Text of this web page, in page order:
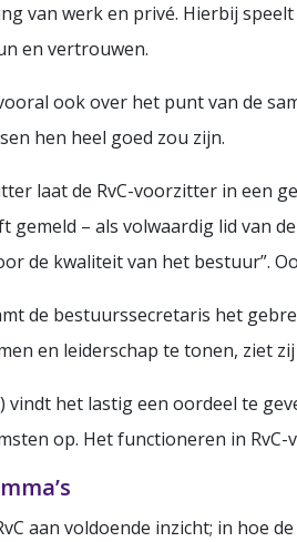
van werk en privé. Hierbij
en vertrouwen.
ook over het punt van de
hen heel goed zou zijn.
laat de RvC-voorzitter in een
gemeld – als volwaardig lid van
de kwaliteit van het bestuur”.
de bestuurssecretaris het
en leiderschap te tonen, ziet
vindt het lastig een oordeel te
op. Het functioneren in
aan voldoende inzicht; in hoe